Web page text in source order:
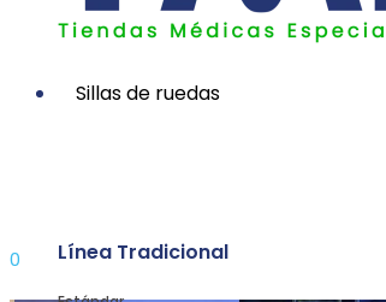
Sillas de ruedas
Línea Tradicional
0